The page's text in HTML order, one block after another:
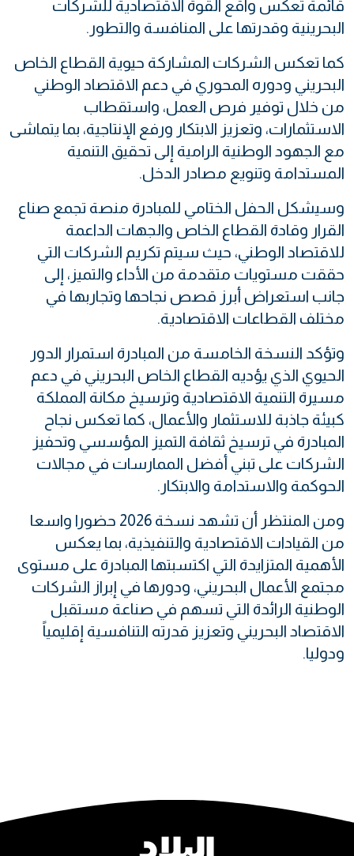
قائمة تعكس واقع القوة الاقتصادية للشركات
البحرينية وقدرتها على المنافسة والتطور.
كما تعكس الشركات المشاركة حيوية القطاع الخاص
البحريني ودوره المحوري في دعم الاقتصاد الوطني
من خلال توفير فرص العمل، واستقطاب
الاستثمارات، وتعزيز الابتكار ورفع الإنتاجية، بما يتماشى
مع الجهود الوطنية الرامية إلى تحقيق التنمية
المستدامة وتنويع مصادر الدخل.
وسيشكل الحفل الختامي للمبادرة منصة تجمع صناع
القرار وقادة القطاع الخاص والجهات الداعمة
للاقتصاد الوطني، حيث سيتم تكريم الشركات التي
حققت مستويات متقدمة من الأداء والتميز، إلى
جانب استعراض أبرز قصص نجاحها وتجاربها في
مختلف القطاعات الاقتصادية.
وتؤكد النسخة الخامسة من المبادرة استمرار الدور
الحيوي الذي يؤديه القطاع الخاص البحريني في دعم
مسيرة التنمية الاقتصادية وترسيخ مكانة المملكة
كبيئة جاذبة للاستثمار والأعمال، كما تعكس نجاح
المبادرة في ترسيخ ثقافة التميز المؤسسي وتحفيز
الشركات على تبني أفضل الممارسات في مجالات
الحوكمة والاستدامة والابتكار.
ومن المنتظر أن تشهد نسخة 2026 حضورا واسعا
من القيادات الاقتصادية والتنفيذية، بما يعكس
الأهمية المتزايدة التي اكتسبتها المبادرة على مستوى
مجتمع الأعمال البحريني، ودورها في إبراز الشركات
الوطنية الرائدة التي تسهم في صناعة مستقبل
الاقتصاد البحريني وتعزيز قدرته التنافسية إقليمياً
ودوليا.